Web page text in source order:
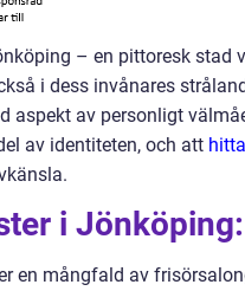
– en pittoresk stad
i dess invånares
aspekt av personligt
av identiteten, och att
i
en mångfald av